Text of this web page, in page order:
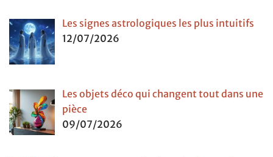
Les signes astrologiques les plus intuitifs
12/07/2026
Les objets déco qui changent tout dans une
pièce
09/07/2026